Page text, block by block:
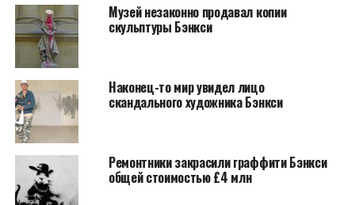
шрифтом на любой
футболке Banksy — и
все, готово, это можно
продавать. При всем
своем уважении к
Роберту, я считаю, он
потрясающий
Музей незаконно продавал копии
скульптуры Бэнкси
Наконец-то мир увидел лицо
скандального художника Бэнкси
Ремонтники закрасили граффити Бэнкси
общей стоимостью £4 млн